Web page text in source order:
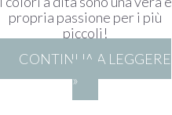
propria passione per i più
piccoli!
CONTINUA A LEGGERE
»